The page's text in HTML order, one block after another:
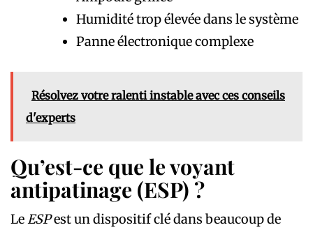
Humidité trop élevée dans le système
Panne électronique complexe
Résolvez votre ralenti instable avec ces conseils
d'experts
Qu’est-ce que le voyant
antipatinage (ESP) ?
LeESPest un dispositif clé dans beaucoup de